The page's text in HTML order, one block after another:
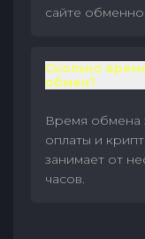
сайте
Сколько
обмен?
Время обмена
оплаты и
занимает от
часов.